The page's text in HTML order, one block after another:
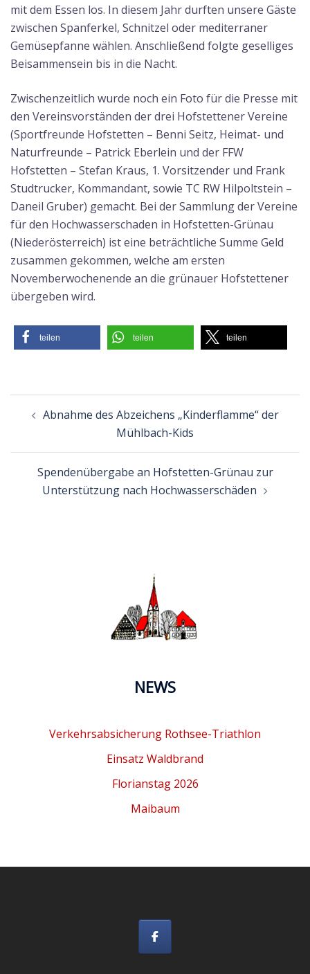
mit dem Essen los. In diesem Jahr durften unsere Gäste
zwischen Spanferkel, Schnitzel oder mediterraner
Gemüsepfanne wählen. Anschließend folgte geselliges
Beisammensein bis in die Nacht.
Zwischenzeitlich wurde noch ein Foto für die Presse mit
den Vereinsvorständen der drei Hofstettener Vereine
(Sportfreunde Hofstetten – Benni Seitz, Heimat- und
Naturfreunde – Patrick Eberlein und der FFW
Hofstetten – Stefan Kraus, 1. Vorsitzender und Frank
Studtrucker, Kommandant, sowie TC RW Hilpoltstein –
Daneil Gruber) gemacht. Bei der Sammlung der Vereine
für den Hochwasserschaden in Hofstetten-Grünau
(Niederösterreich) ist eine beträchtliche Summe Geld
zusammen gekommen, welche am ersten
Novemberwochenende an die grünauer Hofstettener
übergeben wird.
teilen teilen teilen
Beitragsnavigation
Abnahme des Abzeichens „Kinderflamme“ der
Mühlbach-Kids
Spendenübergabe an Hofstetten-Grünau zur
Unterstützung nach Hochwasserschäden
NEWS
Verkehrsabsicherung Rothsee-Triathlon
Einsatz Waldbrand
Florianstag 2026
Maibaum